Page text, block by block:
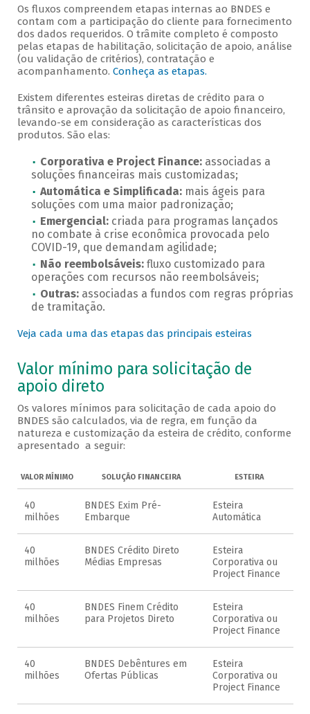
Os fluxos compreendem etapas internas ao BNDES e
contam com a participação do cliente para fornecimento
dos dados requeridos. O trâmite completo é composto
pelas etapas de habilitação, solicitação de apoio, análise
(ou validação de critérios), contratação e
acompanhamento. Conheça as etapas.
Existem diferentes esteiras diretas de crédito para o
trânsito e aprovação da solicitação de apoio financeiro,
levando-se em consideração as características dos
produtos. São elas:
Corporativa e Project Finance:associadas a
soluções financeiras mais customizadas;
Automática e Simplificada:mais ágeis para
soluções com uma maior padronização;
Emergencial:criada para programas lançados
no combate à crise econômica provocada pelo
COVID-19, que demandam agilidade;
Não reembolsáveis: fluxo customizado para
operações com recursos não reembolsáveis;
Outras:associadas a fundos com regras próprias
de tramitação.
Veja cada uma das etapas das principais esteiras
Valor mínimo para solicitação de
apoio direto
Os valores mínimos para solicitação de cada apoio do
BNDES são calculados, via de regra, em função da
natureza e customização da esteira de crédito, conforme
apresentado a seguir:
Valores mínimos para solicitação de apoio direto
VALOR MÍNIMO SOLUÇÃO FINANCEIRA ESTEIRA
40
milhões
BNDES Exim Pré-
Embarque
Esteira
Automática
40
milhões
BNDES Crédito Direto
Médias Empresas
Esteira
Corporativa ou
Project Finance
40
milhões
BNDES Finem Crédito
para Projetos Direto
Esteira
Corporativa ou
Project Finance
40
milhões
BNDES Debêntures em
Ofertas Públicas
Esteira
Corporativa ou
Project Finance